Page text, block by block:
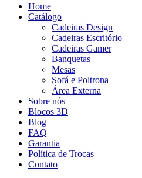
Home
Catálogo
Cadeiras Design
Cadeiras Escritório
Cadeiras Gamer
Banquetas
Mesas
Sofá e Poltrona
Área Externa
Sobre nós
Blocos 3D
Blog
FAQ
Garantia
Política de Trocas
Contato